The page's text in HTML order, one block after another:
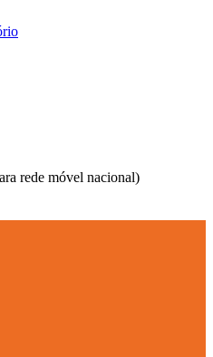
rede móvel nacional)